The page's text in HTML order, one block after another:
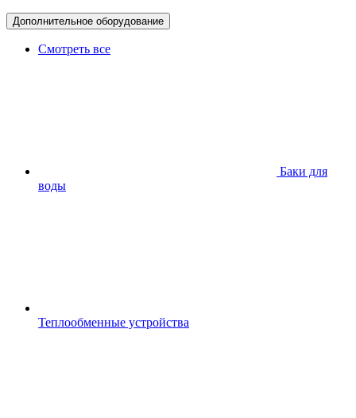
Дополнительное оборудование
Смотреть все
Баки для
воды
Теплообменные устройства